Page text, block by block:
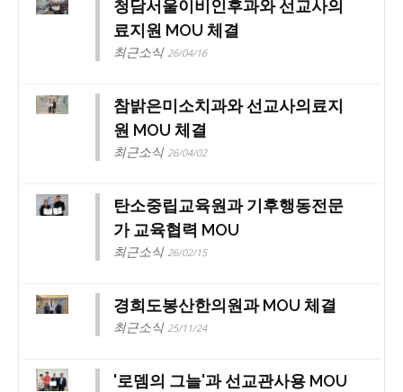
청담서울이비인후과와 선교사의
료지원 MOU 체결
최근소식 26/04/16
참밝은미소치과와 선교사의료지
원 MOU 체결
최근소식 26/04/02
탄소중립교육원과 기후행동전문
가 교육협력 MOU
최근소식 26/02/15
경희도봉산한의원과 MOU 체결
최근소식 25/11/24
'로뎀의 그늘'과 선교관사용 MOU